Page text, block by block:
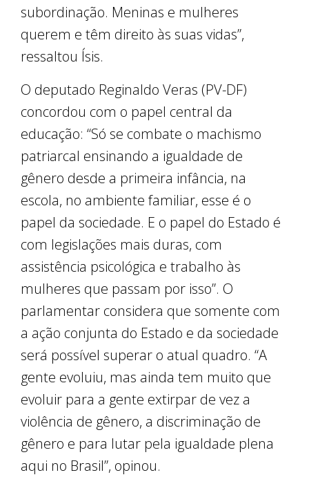
subordinação. Meninas e mulheres
querem e têm direito às suas vidas”,
ressaltou Ísis.
O deputado Reginaldo Veras (PV-DF)
concordou com o papel central da
educação: “Só se combate o machismo
patriarcal ensinando a igualdade de
gênero desde a primeira infância, na
escola, no ambiente familiar, esse é o
papel da sociedade. E o papel do Estado é
com legislações mais duras, com
assistência psicológica e trabalho às
mulheres que passam por isso”. O
parlamentar considera que somente com
a ação conjunta do Estado e da sociedade
será possível superar o atual quadro. “A
gente evoluiu, mas ainda tem muito que
evoluir para a gente extirpar de vez a
violência de gênero, a discriminação de
gênero e para lutar pela igualdade plena
aqui no Brasil”, opinou.